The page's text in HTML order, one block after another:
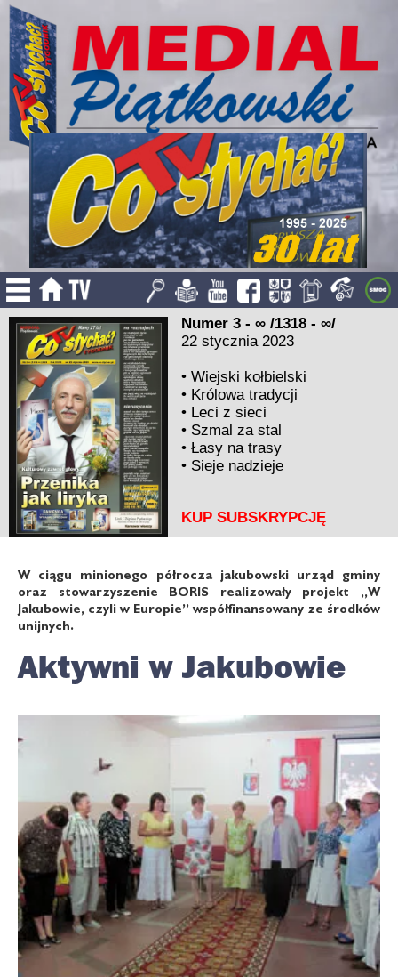
Numer 3 - ∞ /1318 - ∞/
22 stycznia 2023
•Wiejski kołbielski
• Królowa tradycji
• Leci z sieci
• Szmal za stal
•Łasy na trasy
• Sieje nadzieje
KUP SUBSKRYPCJĘ
W ciągu minionego półrocza jakubowski urząd gminy
oraz stowarzyszenie BORIS realizowały projekt „W
Jakubowie, czyli w Europie” współfinansowany ze środków
unijnych.
Aktywni w Jakubowie